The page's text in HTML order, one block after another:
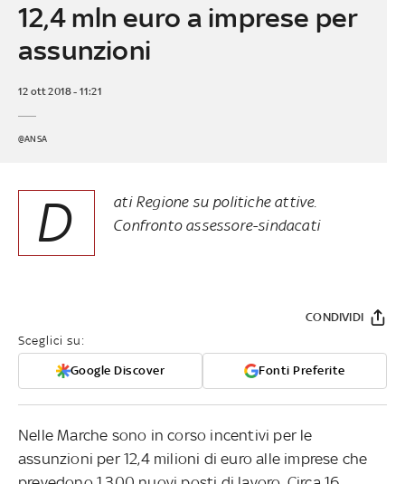
12,4 mln euro a imprese per
assunzioni
12 ott 2018 - 11:21
@ANSA
D
ati Regione su politiche attive.
Confronto assessore-sindacati
Sceglici su:
Google Discover Fonti Preferite
CONDIVIDI
Nelle Marche sono in corso incentivi per le
assunzioni per 12,4 milioni di euro alle imprese che